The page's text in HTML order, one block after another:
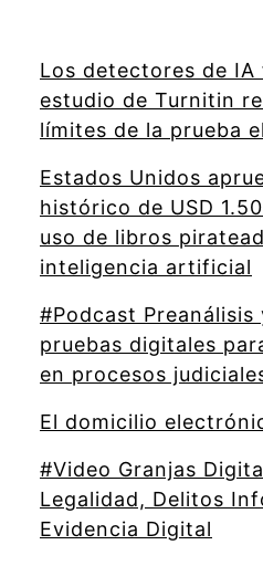
Los detectores de IA
estudio de Turnitin
límites de la prueba
Estados Unidos
histórico de USD
uso de libros
inteligencia artificial
#Podcast
pruebas digitales
en procesos
El domicilio
#Video Granjas
Legalidad, Delitos
Evidencia Digital